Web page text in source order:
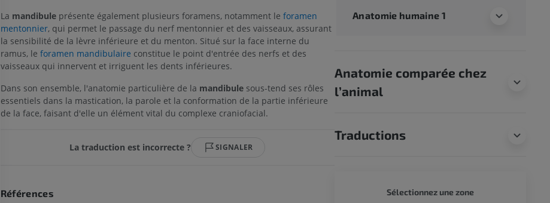
La mandibuleprésente également plusieurs foramens, notamment le foramen
mentonnier, qui permet le passage du nerf mentonnier et des vaisseaux, assurant
la sensibilité de la lèvre inférieure et du menton. Situé sur la face interne du
ramus, le foramen mandibulaire constitue le point d'entrée des nerfs et des
vaisseaux qui innervent et irriguent les dents inférieures.
Dans son ensemble, l'anatomie particulière de la mandibulesous-tend ses rôles
essentiels dans la mastication, la parole et la conformation de la partie inférieure
de la face, faisant d'elle un élément vital du complexe craniofacial.
La traduction est incorrecte ? SIGNALER
Références
Anatomie humaine 1
Anatomie comparée chez
l’animal
Traductions
MEMBRE SUPÉRIEUR Sélectionnez une zone